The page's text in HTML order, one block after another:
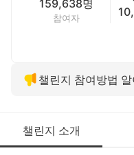
159,638명
참여자
챌린지 참여방법
챌린지 소개